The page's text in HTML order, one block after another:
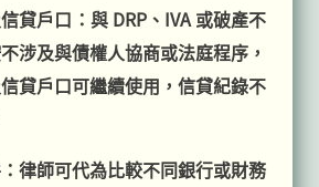
貸戶口：與 DRP、IVA 或破產不
涉及與債權人協商或法庭程序，
貸戶口可繼續使用，信貸紀錄不
律師可代為比較不同銀行或財務